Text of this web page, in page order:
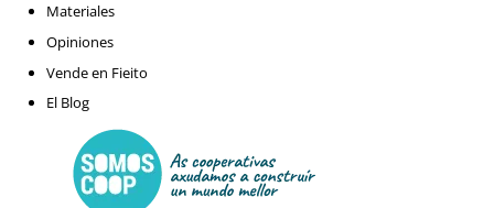
Materiales
Opiniones
Vende en Fieito
El Blog